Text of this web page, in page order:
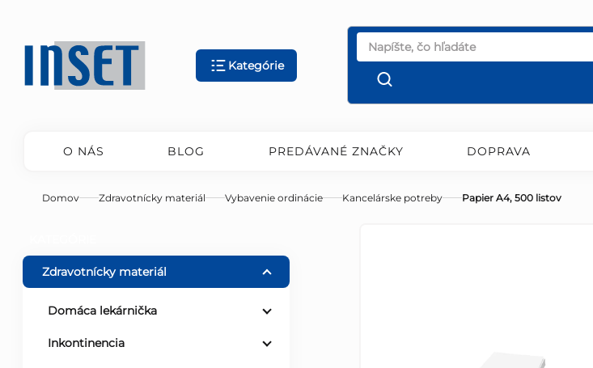
obsah
Kategórie
O NÁS BLOG PREDÁVANÉ ZNAČKY DOPRAVA
Domov Zdravotnícky materiál Vybavenie ordinácie Kancelárske potreby Papier A4, 500 listov
o Zdravotnícky materiál
Domáca lekárnička
Inkontinencia